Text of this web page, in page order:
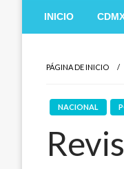
INICIO
PÁGINA DE INICIO
NACIONAL